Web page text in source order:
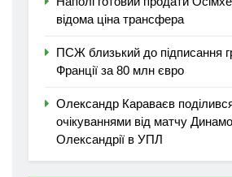
відома ціна трансфера
ПСЖ близький до підписання
Франції за 80 млн євро
Олександр Караваєв
очікуваннями від матчу
Олександрії в УПЛ